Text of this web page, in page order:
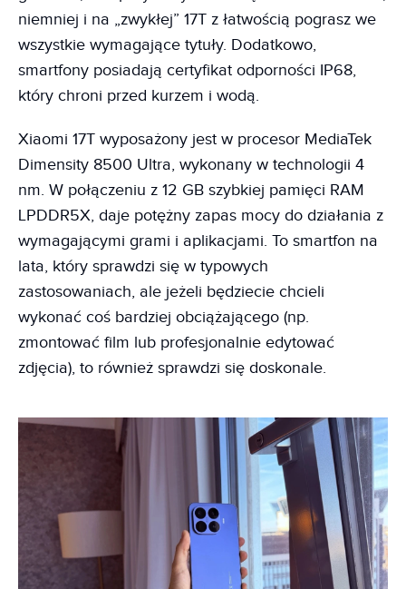
niemniej i na „zwykłej” 17T z łatwością pograsz we
wszystkie wymagające tytuły. Dodatkowo,
smartfony posiadają certyfikat odporności IP68,
który chroni przed kurzem i wodą.
Xiaomi 17T wyposażony jest w procesor MediaTek
Dimensity 8500 Ultra, wykonany w technologii 4
nm. W połączeniu z 12 GB szybkiej pamięci RAM
LPDDR5X, daje potężny zapas mocy do działania z
wymagającymi grami i aplikacjami. To smartfon na
lata, który sprawdzi się w typowych
zastosowaniach, ale jeżeli będziecie chcieli
wykonać coś bardziej obciążającego (np.
zmontować film lub profesjonalnie edytować
zdjęcia), to również sprawdzi się doskonale.